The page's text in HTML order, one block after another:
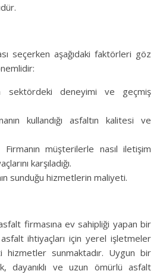
seçerken aşağıdaki faktörleri göz
sektördeki deneyimi ve geçmiş
kullandığı asfaltın kalitesi ve
müşterilerle nasıl iletişim
karşıladığı.
sunduğu hizmetlerin maliyeti.
firmasına ev sahipliği yapan bir
ihtiyaçları için yerel işletmeler
hizmetler sunmaktadır. Uygun bir
dayanıklı ve uzun ömürlü asfalt